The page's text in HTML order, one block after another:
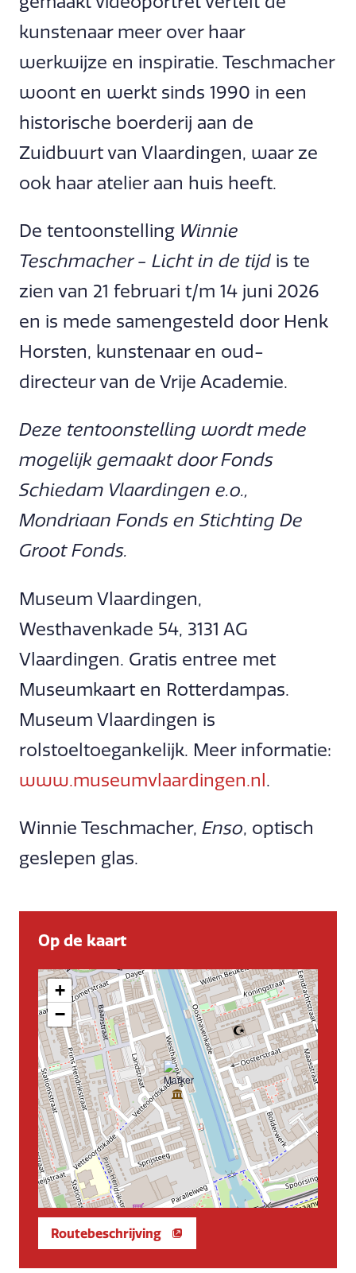
kunstenaar meer over haar
werkwijze en inspiratie. Teschmacher
woont en werkt sinds 1990 in een
historische boerderij aan de
Zuidbuurt van Vlaardingen, waar ze
ook haar atelier aan huis heeft.
De tentoonstelling Winnie
Teschmacher - Licht in de tijd is te
zien van 21 februari t/m 14 juni 2026
en is mede samengesteld door Henk
Horsten, kunstenaar en oud-
directeur van de Vrije Academie.
Deze tentoonstelling wordt mede
mogelijk gemaakt door Fonds
Schiedam Vlaardingen e.o.,
Mondriaan Fonds en Stichting De
Groot Fonds.
Museum Vlaardingen,
Westhavenkade 54, 3131 AG
Vlaardingen. Gratis entree met
Museumkaart en Rotterdampas.
Museum Vlaardingen is
rolstoeltoegankelijk. Meer informatie:
www.museumvlaardingen.nl.
Winnie Teschmacher, Enso, optisch
geslepen glas.
Op de kaart
+
−
Routebeschrijving